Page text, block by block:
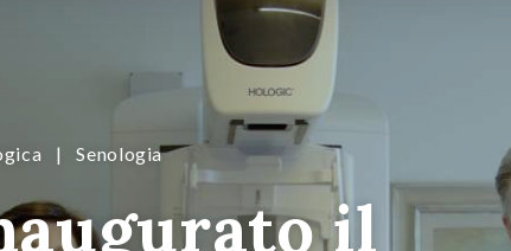
| Senologia
il